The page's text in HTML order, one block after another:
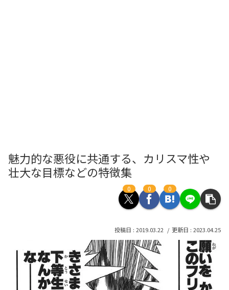
魅力的な悪役に共通する、カリスマ性や
壮大な目標などの特徴集
0 0 0
2019.03.22 2023.04.25